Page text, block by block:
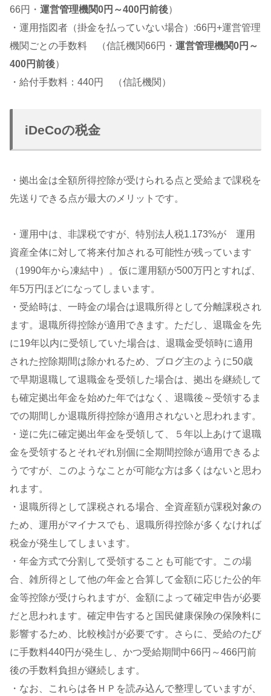
66円・ 運営管理機関0円～400円前後）
・運用指図者（掛金を払っていない場合）:66円+運営管理
機関ごとの手数料 （信託機関66円・ 運営管理機関0円～
400円前後）
・給付手数料：440円 （信託機関）
iDeCoの税金
・拠出金は全額所得控除が受けられる点と受給まで課税を
先送りできる点が最大のメリットです。
・運用中は、非課税ですが、特別法人税1.173%が 運用
資産全体に対して将来付加される可能性が残っています
（1990年から凍結中）。仮に運用額が500万円とすれば、
年5万円ほどになってしまいます。
・受給時は、一時金の場合は退職所得として分離課税され
ます。退職所得控除が適用できます。ただし、退職金を先
に19年以内に受領していた場合は、退職金受領時に適用
された控除期間は除かれるため、ブログ主のように50歳
で早期退職して退職金を受領した場合は、拠出を継続して
も確定拠出年金を始めた年ではなく、退職後～受領するま
での期間しか退職所得控除が適用されないと思われます。
・逆に先に確定拠出年金を受領して、５年以上あけて退職
金を受領するとそれぞれ別個に全期間控除が適用できるよ
うですが、このようなことが可能な方は多くはないと思わ
れます。
・退職所得として課税される場合、全資産額が課税対象の
ため、運用がマイナスでも、退職所得控除が多くなければ
税金が発生してしまいます。
・年金方式で分割して受領することも可能です。この場
合、雑所得として他の年金と合算して金額に応じた公的年
金等控除が受けられますが、金額によって確定申告が必要
だと思われます。確定申告すると国民健康保険の保険料に
影響するため、比較検討が必要です。さらに、受給のたび
に手数料440円が発生し、かつ受給期間中66円～466円前
後の手数料負担が継続します。
・なお、これらは各ＨＰを読み込んで整理していますが、